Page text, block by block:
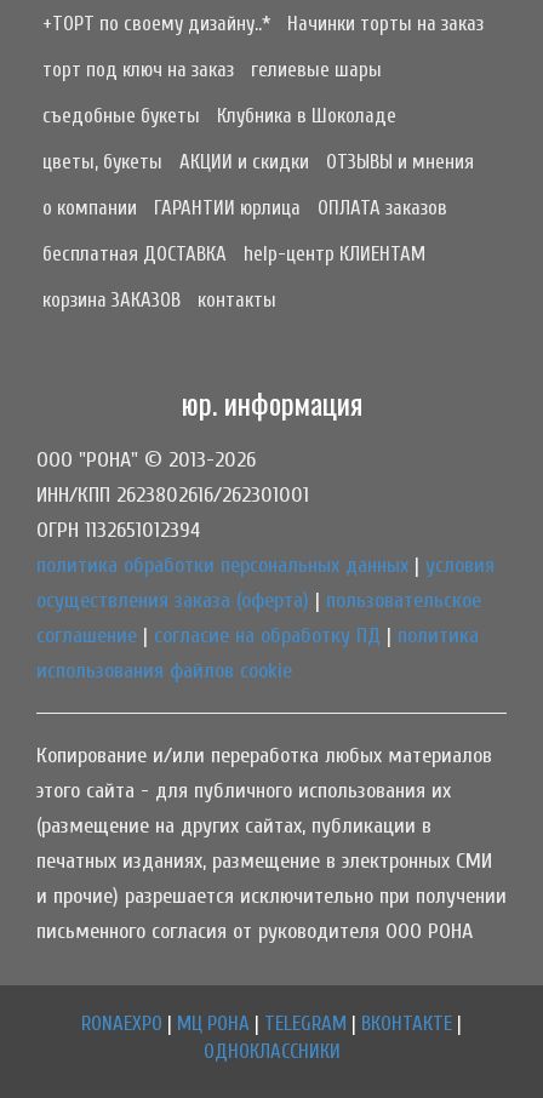
+ТОРТ по своему дизайну..*
Начинки торты на заказ
торт под ключ на заказ
гелиевые шары
съедобные букеты
Клубника в Шоколаде
цветы, букеты
АКЦИИ и скидки
ОТЗЫВЫ и мнения
о компании
ГАРАНТИИ юрлица
ОПЛАТА заказов
бесплатная ДОСТАВКА
help-центр КЛИЕНТАМ
корзина ЗАКАЗОВ
контакты
юр. информация
ООО "РОНА" © 2013-2026
ИНН/КПП 2623802616/262301001
ОГРН 1132651012394
политика обработки персональных данных | условия
осуществления заказа (оферта) | пользовательское
соглашение | согласие на обработку ПД | политика
использования файлов cookie
Копирование и/или переработка любых материалов
этого сайта - для публичного использования их
(размещение на других сайтах, публикации в
печатных изданиях, размещение в электронных СМИ
и прочие) разрешается исключительно при получении
письменного согласия от руководителя ООО РОНА
RONAEXPO МЦ РОНА TELEGRAM ВКОНТАКТЕ
ОДНОКЛАССНИКИ